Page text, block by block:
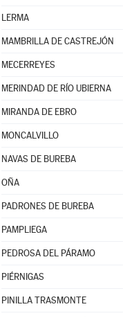
LERMA
MAMBRILLA DE CASTREJÓN
MECERREYES
MERINDAD DE RÍO UBIERNA
MIRANDA DE EBRO
MONCALVILLO
NAVAS DE BUREBA
OÑA
PADRONES DE BUREBA
PAMPLIEGA
PEDROSA DEL PÁRAMO
PIÉRNIGAS
PINILLA TRASMONTE